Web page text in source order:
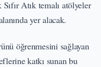
Atık temalı atölyeler
yer alacak.
öğrenmesini sağlayan
katkı sunan bu